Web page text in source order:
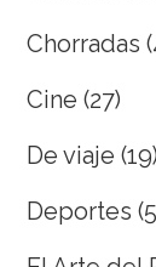
Chorradas
Cine (27)
De viaje (19)
Deportes